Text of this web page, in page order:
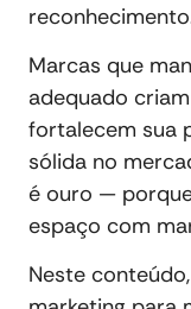
Marcas que
adequado
fortalecem sua
sólida no
é ouro —
espaço com
Neste